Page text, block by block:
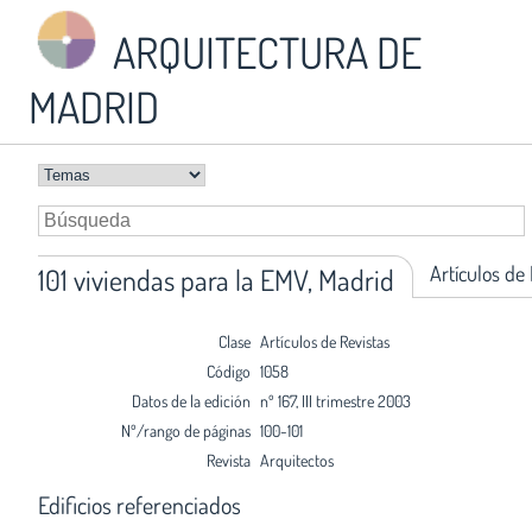
ARQUITECTURA DE
MADRID
101 viviendas para la EMV, Madrid Artículos de
Clase Artículos de Revistas
Código 1058
Datos de la edición nº 167, III trimestre 2003
Nº/rango de páginas 100-101
Revista Arquitectos
Edificios referenciados